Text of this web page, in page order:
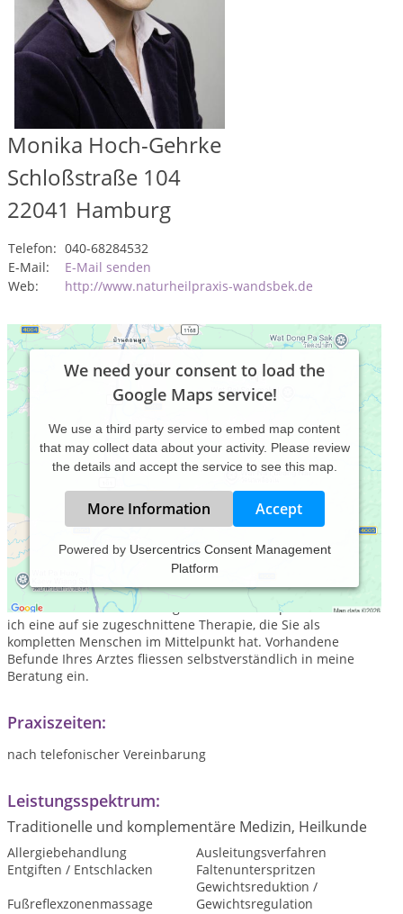
Monika Hoch-Gehrke
Schloßstraße 104
22041 Hamburg
Telefon: 040-68284532
E-Mail:
E-Mail senden
Web:
http://www.naturheilpraxis-wandsbek.de
We need your consent to load the
Google Maps service!
We use a third party service to embed map content
that may collect data about your activity. Please review
the details and accept the service to see this map.
More Information Accept
Powered by Usercentrics Consent Management
Platform
In meiner in Hamburg-Wandsbek gelegenen Praxis biete ich
Ihnen die Behandlung von akuten und chronischen
Krankheiten an. In einer angenehmen Atmosphäre erstelle
ich eine auf sie zugeschnittene Therapie, die Sie als
kompletten Menschen im Mittelpunkt hat. Vorhandene
Befunde Ihres Arztes fliessen selbstverständlich in meine
Beratung ein.
Praxiszeiten:
nach telefonischer Vereinbarung
Leistungsspektrum:
Traditionelle und komplementäre Medizin, Heilkunde
Allergiebehandlung
Ausleitungsverfahren
Entgiften / Entschlacken
Faltenunterspritzen
Fußreflexzonenmassage
Gewichtsreduktion /
Gewichtsregulation